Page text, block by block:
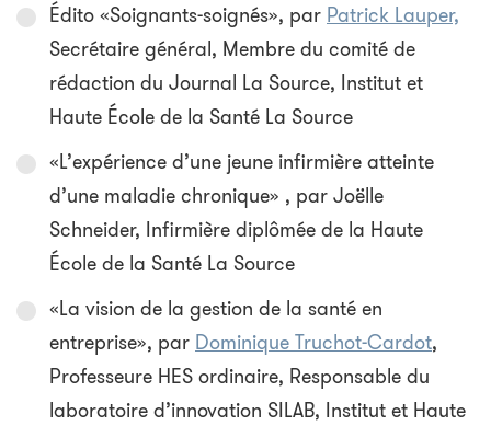
Édito «Soignants-soignés», par Patrick Lauper,
Secrétaire général, Membre du comité de
rédaction du Journal La Source, Institut et
Haute École de la Santé La Source
«L’expérience d’une jeune infirmière atteinte
d’une maladie chronique» , par Joëlle
Schneider, Infirmière diplômée de la Haute
École de la Santé La Source
«La vision de la gestion de la santé en
entreprise», par Dominique Truchot-Cardot,
Professeure HES ordinaire, Responsable du
laboratoire d’innovation SILAB, Institut et Haute